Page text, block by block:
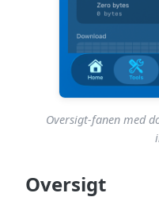
Oversigt-fanen med
Oversigt